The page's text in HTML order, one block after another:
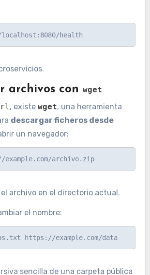
archivos con wget
, existe wget, una herramienta
descargar ficheros desde
un navegador:
wget https://example.com/archivo.zip
archivo en el directorio actual.
el nombre:
wget -O datos.txt https://example.com/data
sencilla de una carpeta pública